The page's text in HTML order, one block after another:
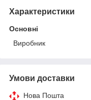
Характеристики
Основні
Виробник
Умови доставки
Нова Пошта